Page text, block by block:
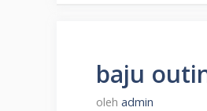
baju
oleh admin